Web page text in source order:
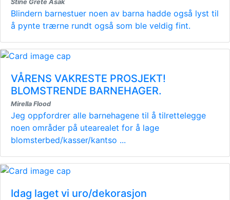
Stine Grete Asak
Blindern barnestuer noen av barna hadde også lyst til
å pynte trærne rundt også som ble veldig fint.
VÅRENS VAKRESTE PROSJEKT!
BLOMSTRENDE BARNEHAGER.
Mirella Flood
Jeg oppfordrer alle barnehagene til å tilrettelegge
noen områder på utearealet for å lage
blomsterbed/kasser/kantso ...
Idag laget vi uro/dekorasjon